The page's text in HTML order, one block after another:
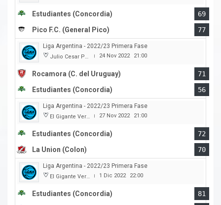
Estudiantes (Concordia)
69
Pico F.C. (General Pico)
77
Liga Argentina - 2022/23 Primera Fase
Julio Cesar Paccagnella | 24 Nov 2022 21:00
Rocamora (C. del Uruguay)
71
Estudiantes (Concordia)
56
Liga Argentina - 2022/23 Primera Fase
El Gigante Verde | 27 Nov 2022 21:00
Estudiantes (Concordia)
72
La Union (Colon)
70
Liga Argentina - 2022/23 Primera Fase
El Gigante Verde | 1 Dic 2022 22:00
Estudiantes (Concordia)
81